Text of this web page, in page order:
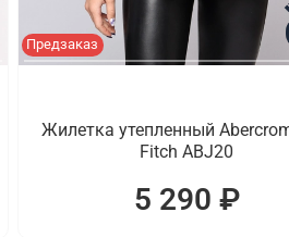
Предзаказ
Жилетка утепленный
Fitch ABJ20
5 290 ₽